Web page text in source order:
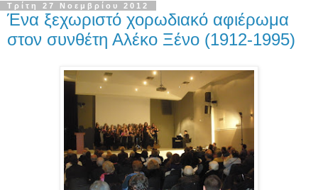
Τρίτη 27 Νοεμβρίου 2012
Ένα ξεχωριστό χορωδιακό αφιέρωμα
στον συνθέτη Αλέκο Ξένο (1912-1995)